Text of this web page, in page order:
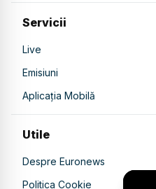
Servicii
Live
Emisiuni
Aplicația Mobilă
Utile
Despre Euronews
Politica Cookie